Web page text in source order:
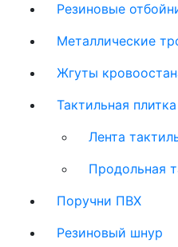
Резиновые
Металлические
Жгуты
Тактильная плитка
Лента
Продольная
Поручни ПВХ
Резиновый шнур